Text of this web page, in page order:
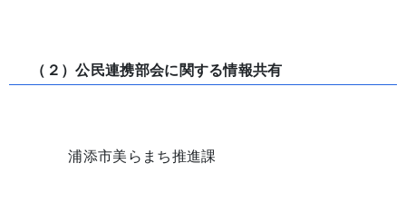
（２）公民連携部会に関する情報共有
浦添市美らまち推進課